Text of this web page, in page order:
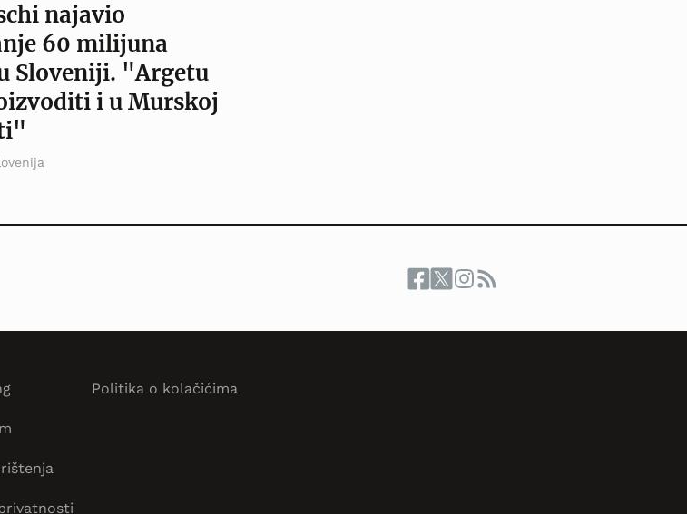
najavio
60 milijuna
Sloveniji. "Argetu
i u Murskoj
Politika o kolačićima